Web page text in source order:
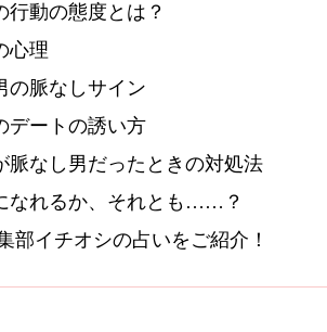
行動の態度とは？
心理
の脈なしサイン
デートの誘い方
脈なし男だったときの対処法
なれるか、それとも……？
部イチオシの占いをご紹介！